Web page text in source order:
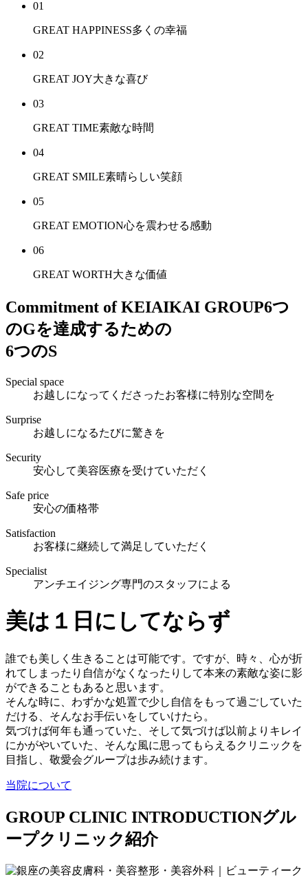
01
GREAT HAPPINESS多くの幸福
02
GREAT JOY大きな喜び
03
GREAT TIME素敵な時間
04
GREAT SMILE素晴らしい笑顔
05
GREAT EMOTION心を震わせる感動
06
GREAT WORTH大きな価値
Commitment of KEIAIKAI GROUP6つ
のGを達成するための
6つのS
Special space
お越しになってくださったお客様に特別な空間を
Surprise
お越しになるたびに驚きを
Security
安心して美容医療を受けていただく
Safe price
安心の価格帯
Satisfaction
お客様に継続して満足していただく
Specialist
アンチエイジング専門のスタッフによる
美は１日にしてならず
誰でも美しく生きることは可能です。ですが、時々、心が折
れてしまったり自信がなくなったりして本来の素敵な姿に影
ができることもあると思います。
そんな時に、わずかな処置で少し自信をもって過ごしていた
だける、そんなお手伝いをしていけたら。
気づけば何年も通っていた、そして気づけば以前よりキレイ
にかがやいていた、そんな風に思ってもらえるクリニックを
目指し、敬愛会グループは歩み続けます。
当院について
GROUP CLINIC INTRODUCTIONグル
ープクリニック紹介